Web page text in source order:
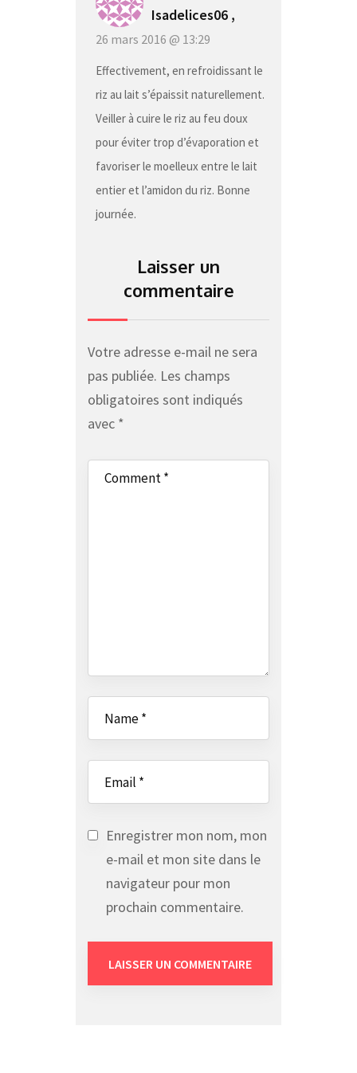
Isadelices06 ,
26 mars 2016 @ 13:29
Effectivement, en refroidissant le
riz au lait s’épaissit naturellement.
Veiller à cuire le riz au feu doux
pour éviter trop d’évaporation et
favoriser le moelleux entre le lait
entier et l’amidon du riz. Bonne
journée.
Laisser un
commentaire
Votre adresse e-mail ne sera
pas publiée. Les champs
obligatoires sont indiqués
avec *
Enregistrer mon nom, mon
e-mail et mon site dans le
navigateur pour mon
prochain commentaire.